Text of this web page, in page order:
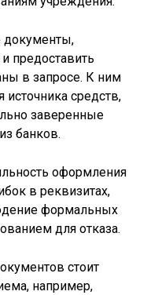
документы,
предоставить
в запросе. К ним
источника средств,
заверенные
банков.
оформления
в реквизитах,
формальных
для отказа.
стоит
например,